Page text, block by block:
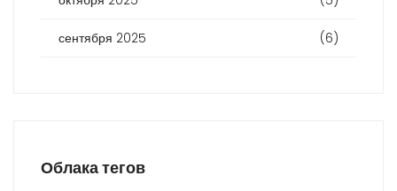
сентября 2025 (6)
Облака тегов